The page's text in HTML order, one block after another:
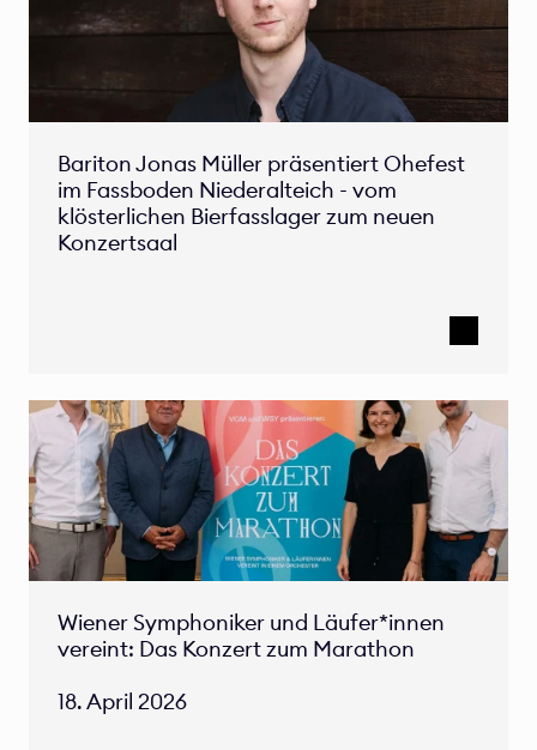
Bariton Jonas Müller präsentiert Ohefest
im Fassboden Niederalteich - vom
klösterlichen Bierfasslager zum neuen
Konzertsaal
Wiener Symphoniker und Läufer*innen
vereint: Das Konzert zum Marathon
18. April 2026